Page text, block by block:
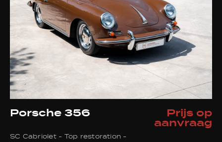
Verkocht
Aanvraagformulier
Contact
Bel ons
Porsche 356
Prijs op
aanvraag
SC Cabriolet - Top restoration -